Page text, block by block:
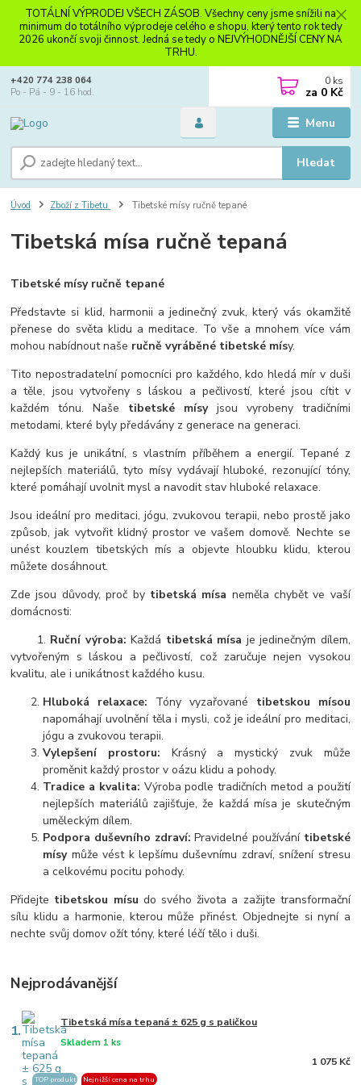
TOTÁLNÍ VÝPRODEJ VŠECH ZÁSOB. Všechny ceny jsme snížili na
minimum do totálního výprodeje celého e shopu, který tento rok tedy
2026 ukončí svoji činnost. Jedná se tedy o NEJVÝHODNĚJŠÍ CENY NA
TRHU.
Menu
Hledat
+420 774 238 064
Po - Pá - 9 - 16 hod.
0 ks
za 0 Kč
Úvod Zboží z Tibetu Tibetské mísy ručně tepané
Tibetská mísa ručně tepaná
Tibetské mísy ručně tepané
Představte si klid, harmonii a jedinečný zvuk, který vás okamžitě
přenese do světa klidu a meditace. To vše a mnohem více vám
mohou nabídnout naše ručně vyráběné tibetské mísy.
Tito nepostradatelní pomocníci pro každého, kdo hledá mír v duši
a těle, jsou vytvořeny s láskou a pečlivostí, které jsou cítit v
každém tónu. Naše tibetské mísyjsou vyrobeny tradičními
metodami, které byly předávány z generace na generaci.
Každý kus je unikátní, s vlastním příběhem a energií. Tepané z
nejlepších materiálů, tyto mísy vydávají hluboké, rezonující tóny,
které pomáhají uvolnit mysl a navodit stav hluboké relaxace.
Jsou ideální pro meditaci, jógu, zvukovou terapii, nebo prostě jako
způsob, jak vytvořit klidný prostor ve vašem domově. Nechte se
unést kouzlem tibetských mís a objevte hloubku klidu, kterou
můžete dosáhnout.
Zde jsou důvody, proč bytibetská mísa neměla chybět ve vaší
domácnosti:
1. Ruční výroba: Každá tibetská mísa je jedinečným dílem,
vytvořeným s láskou a pečlivostí, což zaručuje nejen vysokou
kvalitu, ale i unikátnost každého kusu.
Hluboká relaxace: Tóny vyzařované tibetskou mísou
napomáhají uvolnění těla i mysli, což je ideální pro meditaci,
jógu a zvukovou terapii.
Vylepšení prostoru: Krásný a mystický zvuk může
proměnit každý prostor v oázu klidu a pohody.
Tradice a kvalita: Výroba podle tradičních metod a použití
nejlepších materiálů zajišťuje, že každá mísa je skutečným
uměleckým dílem.
Podpora duševního zdraví: Pravidelné používání tibetské
mísymůže vést k lepšímu duševnímu zdraví, snížení stresu
a celkovému pocitu pohody.
Přidejte tibetskou mísu do svého života a zažijte transformační
sílu klidu a harmonie, kterou může přinést. Objednejte si nyní a
nechte svůj domov ožít tóny, které léčí tělo i duši.
Nejprodávanější
1. Tibetská mísa tepaná ± 625 g s paličkou
Skladem 1 ks
TOP produkt Nejnižší cena na trhu
1 075 Kč